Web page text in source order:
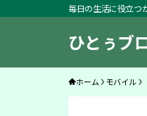
毎日の生活に役立つ
ひとぅブ
ホーム モバイル